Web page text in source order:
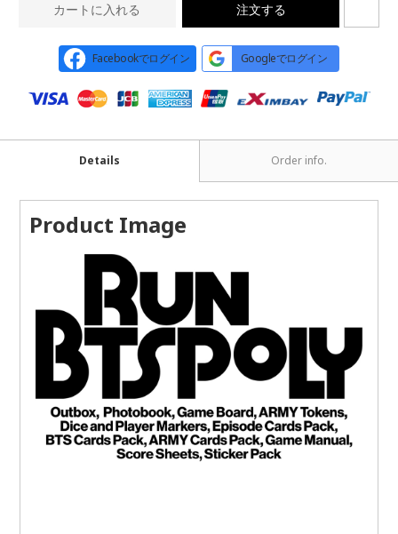
カートに入れる 注文する
Facebookでログイン Googleでログイン
Details Order info.
Product Image